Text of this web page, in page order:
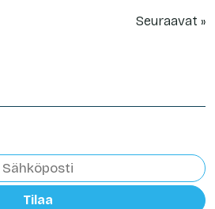
Seuraavat »
Tilaa